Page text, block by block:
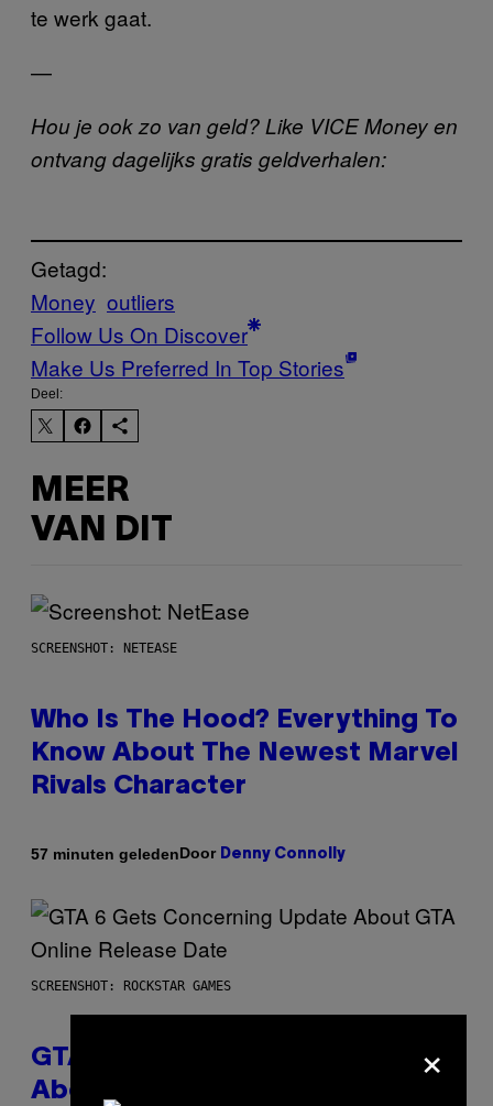
te werk gaat.
—
Hou je ook zo van geld? Like VICE Money en
ontvang dagelijks gratis geldverhalen:
Getagd:
Money outliers
Follow Us On Discover
Make Us Preferred In Top Stories
Deel:
MEER
VAN DIT
SCREENSHOT: NETEASE
Who Is The Hood? Everything To
Know About The Newest Marvel
Rivals Character
57 minuten geledenDoor Denny Connolly
SCREENSHOT: ROCKSTAR GAMES
GTA 6 Gets Concerning Update
About GTA Online Release Date
×